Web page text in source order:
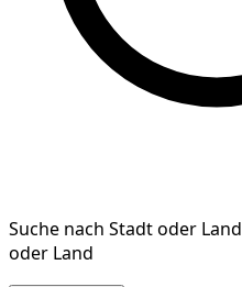
Suche nach Stadt oder Land
oder Land